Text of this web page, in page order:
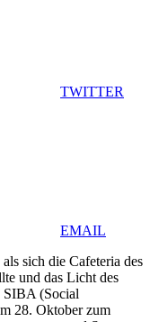
TWITTER
EMAIL
sich die Cafeteria des
und das Licht des
SIBA (Social
28. Oktober zum